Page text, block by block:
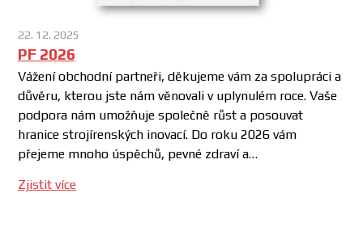
22. 12. 2025
PF 2026
Vážení obchodní partneři, děkujeme vám za spolupráci a
důvěru, kterou jste nám věnovali v uplynulém roce. Vaše
podpora nám umožňuje společně růst a posouvat
hranice strojírenských inovací. Do roku 2026 vám
přejeme mnoho úspěchů, pevné zdraví a…
Zjistit více